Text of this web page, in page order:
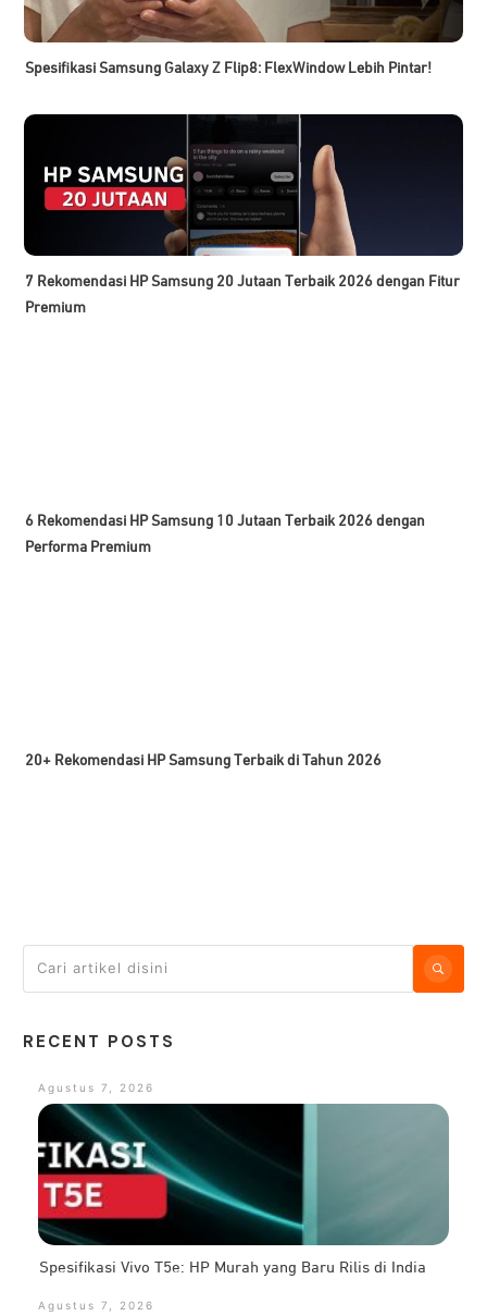
Spesifikasi Samsung Galaxy Z Flip8: FlexWindow Lebih Pintar!
7 Rekomendasi HP Samsung 20 Jutaan Terbaik 2026 dengan Fitur
Premium
6 Rekomendasi HP Samsung 10 Jutaan Terbaik 2026 dengan
Performa Premium
20+ Rekomendasi HP Samsung Terbaik di Tahun 2026
RECENT POSTS
Agustus 7, 2026
Spesifikasi Vivo T5e: HP Murah yang Baru Rilis di India
Agustus 7, 2026